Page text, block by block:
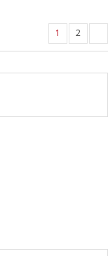
1
2